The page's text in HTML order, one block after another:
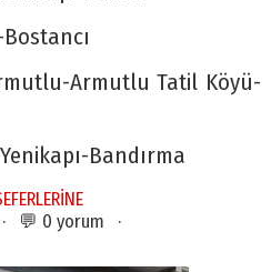
Armutlu Tatil Köyü-
Bandırma
· 💬 0 yorum ·